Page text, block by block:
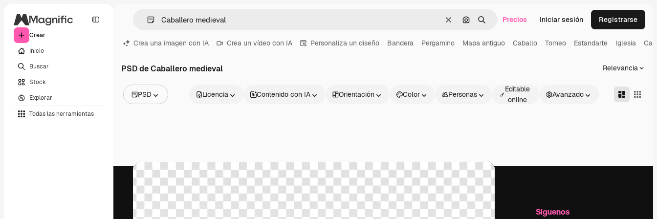
Crear
Inicio
Buscar
Stock
Explorar
Todas las herramientas
BorrarBuscar por imagen
BuscarPrecios Iniciar sesión Registrarse
Crea una imagen con IA Crea un vídeo con IA Personaliza un diseño Bandera Pergamino Mapa antiguo Caballo Torneo Estandarte Iglesia
PSD de Caballero medieval Relevancia
PSD
Vídeos
Iconos
Modelos 3D
Fuentes
Licencia Contenido con IA Orientación Color Personas
Editable
online
Avanzado
Productos Información útil Empresa Síguenos